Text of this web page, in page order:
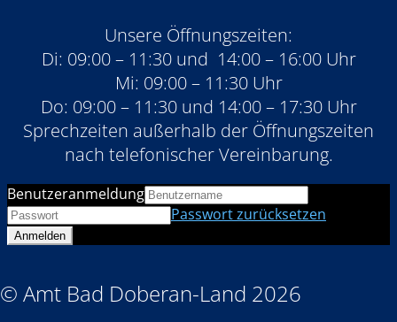
Unsere Öffnungszeiten:
Di: 09:00 – 11:30 und 14:00 – 16:00 Uhr
Mi: 09:00 – 11:30 Uhr
Do: 09:00 – 11:30 und 14:00 – 17:30 Uhr
Sprechzeiten außerhalb der Öffnungszeiten
nach telefonischer Vereinbarung.
© Amt Bad Doberan-Land 2026
Benutzeranmeldung
Passwort zurücksetzen